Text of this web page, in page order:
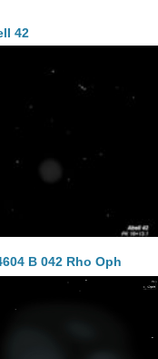
42
B 042 Rho Oph